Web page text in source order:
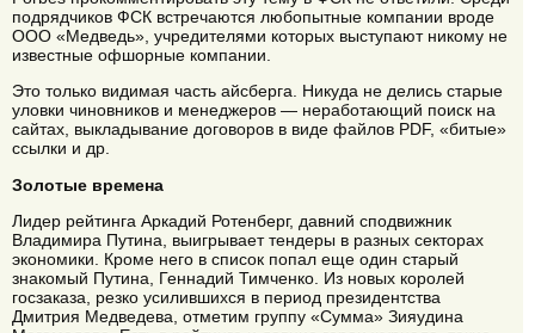
подрядчиков ФСК встречаются любопытные компании вроде
ООО «Медведь», учредителями которых выступают никому не
известные офшорные компании.
Это только видимая часть айсберга. Никуда не делись старые
уловки чиновников и менеджеров — неработающий поиск на
сайтах, выкладывание договоров в виде файлов PDF, «битые»
ссылки и др.
Золотые времена
Лидер рейтинга Аркадий Ротенберг, давний сподвижник
Владимира Путина, выигрывает тендеры в разных секторах
экономики. Кроме него в список попал еще один старый
знакомый Путина, Геннадий Тимченко. Из новых королей
госзаказа, резко усилившихся в период президентства
Дмитрия Медведева, отметим группу «Сумма» Зияудина